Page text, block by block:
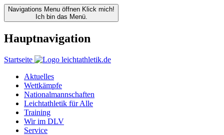
Navigations Menu öffnen Klick mich!
Ich bin das Menü.
Hauptnavigation
Startseite
Aktuelles
Wettkämpfe
Nationalmannschaften
Leichtathletik für Alle
Training
Wir im DLV
Service